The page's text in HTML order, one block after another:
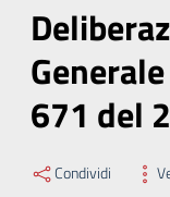
671 del
Condividi